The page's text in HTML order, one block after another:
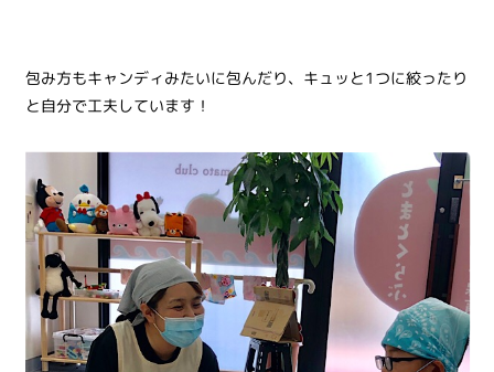
包み方もキャンディみたいに包んだり、キュッと1つに絞ったり
と自分で工夫しています！